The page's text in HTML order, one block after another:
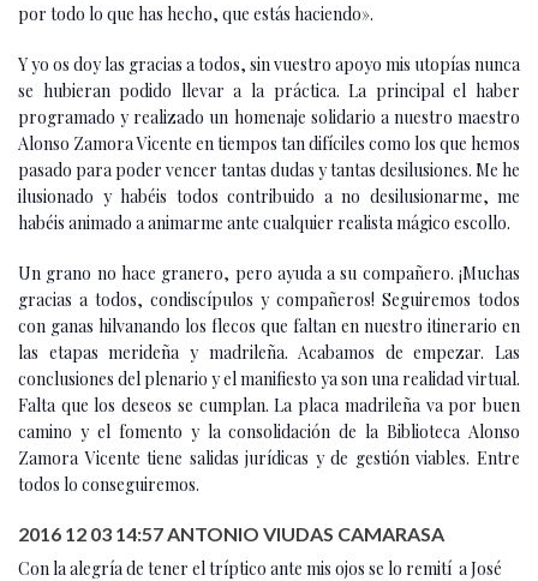
por todo lo que has hecho, que estás haciendo».
Y yo os doy las gracias a todos, sin vuestro apoyo mis utopías nunca
se hubieran podido llevar a la práctica. La principal el haber
programado y realizado un homenaje solidario a nuestro maestro
Alonso Zamora Vicente en tiempos tan difíciles como los que hemos
pasado para poder vencer tantas dudas y tantas desilusiones. Me he
ilusionado y habéis todos contribuido a no desilusionarme, me
habéis animado a animarme ante cualquier realista mágico escollo.
Un grano no hace granero, pero ayuda a su compañero. ¡Muchas
gracias a todos, condiscípulos y compañeros! Seguiremos todos
con ganas hilvanando los flecos que faltan en nuestro itinerario en
las etapas merideña y madrileña. Acabamos de empezar. Las
conclusiones del plenario y el manifiesto ya son una realidad virtual.
Falta que los deseos se cumplan. La placa madrileña va por buen
camino y el fomento y la consolidación de la Biblioteca Alonso
Zamora Vicente tiene salidas jurídicas y de gestión viables. Entre
todos lo conseguiremos.
2016 12 03 14:57 ANTONIO VIUDAS CAMARASA
Con la alegría de tener el tríptico ante mis ojos se lo remití a José